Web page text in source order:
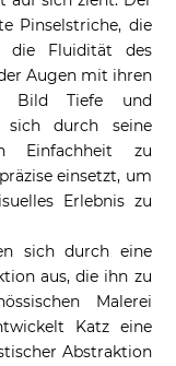
Pinselstriche, die
die Fluidität des
Augen mit ihren
Bild Tiefe und
sich durch seine
Einfachheit zu
einsetzt, um
Erlebnis zu
sich durch eine
aus, die ihn zu
Malerei
Katz eine
Abstraktion